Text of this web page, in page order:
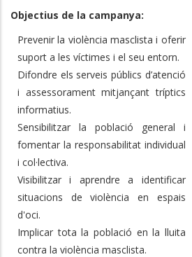
Objectius de la campanya:
Prevenir la violència masclista i oferir
suport a les víctimes i el seu entorn.
Difondre els serveis públics d’atenció
i assessorament mitjançant tríptics
informatius.
Sensibilitzar la població general i
fomentar la responsabilitat individual
i col·lectiva.
Visibilitzar i aprendre a identificar
situacions de violència en espais
d'oci.
Implicar tota la població en la lluita
contra la violència masclista.